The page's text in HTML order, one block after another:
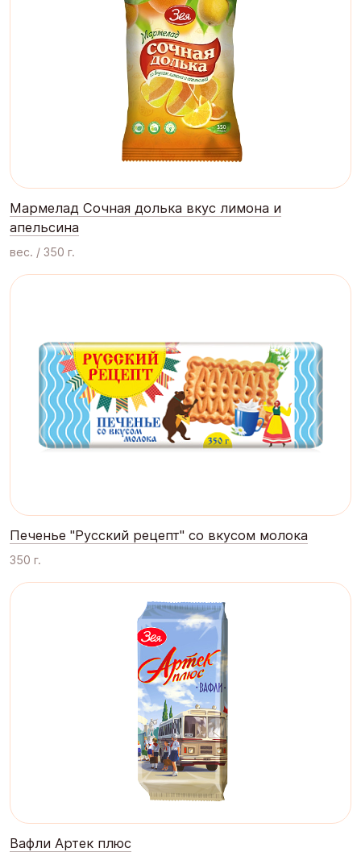
Мармелад Сочная долька вкус лимона и
апельсина
вес. / 350 г.
Печенье "Русский рецепт" со вкусом молока
350 г.
Вафли Артек плюс